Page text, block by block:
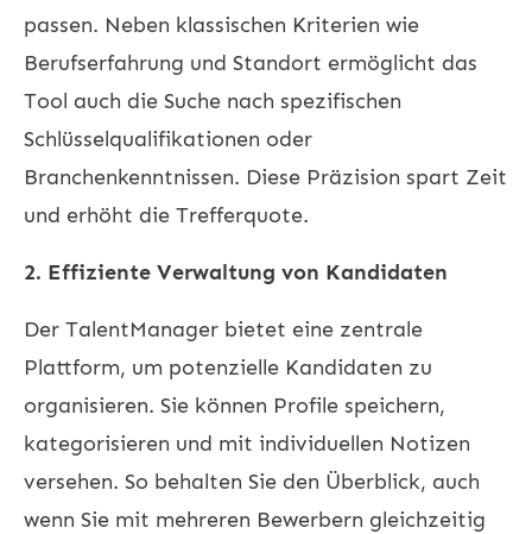
passen. Neben klassischen Kriterien wie
Berufserfahrung und Standort ermöglicht das
Tool auch die Suche nach spezifischen
Schlüsselqualifikationen oder
Branchenkenntnissen. Diese Präzision spart Zeit
und erhöht die Trefferquote.
2. Effiziente Verwaltung von Kandidaten
Der TalentManager bietet eine zentrale
Plattform, um potenzielle Kandidaten zu
organisieren. Sie können Profile speichern,
kategorisieren und mit individuellen Notizen
versehen. So behalten Sie den Überblick, auch
wenn Sie mit mehreren Bewerbern gleichzeitig